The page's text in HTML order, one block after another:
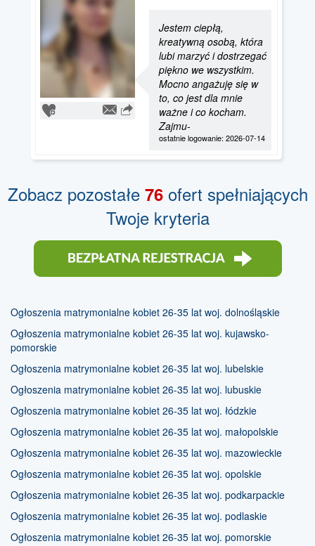
Jestem ciepłą,
kreatywną osobą, która
lubi marzyć i dostrzegać
piękno we wszystkim.
Mocno angażuję się w
to, co jest dla mnie
ważne i co kocham.
Zajmu-
ostatnie logowanie: 2026-07-14
Zobacz pozostałe 76ofert spełniających
Twoje kryteria
Ogłoszenia matrymonialne kobiet 26-35 lat woj. dolnośląskie
Ogłoszenia matrymonialne kobiet 26-35 lat woj. kujawsko-
pomorskie
Ogłoszenia matrymonialne kobiet 26-35 lat woj. lubelskie
Ogłoszenia matrymonialne kobiet 26-35 lat woj. lubuskie
Ogłoszenia matrymonialne kobiet 26-35 lat woj. łódzkie
Ogłoszenia matrymonialne kobiet 26-35 lat woj. małopolskie
Ogłoszenia matrymonialne kobiet 26-35 lat woj. mazowieckie
Ogłoszenia matrymonialne kobiet 26-35 lat woj. opolskie
Ogłoszenia matrymonialne kobiet 26-35 lat woj. podkarpackie
Ogłoszenia matrymonialne kobiet 26-35 lat woj. podlaskie
Ogłoszenia matrymonialne kobiet 26-35 lat woj. pomorskie